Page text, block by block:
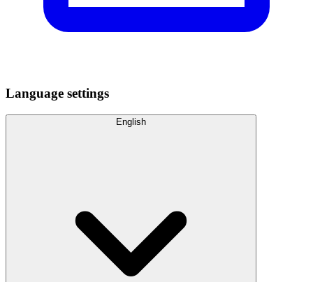
Language settings
English